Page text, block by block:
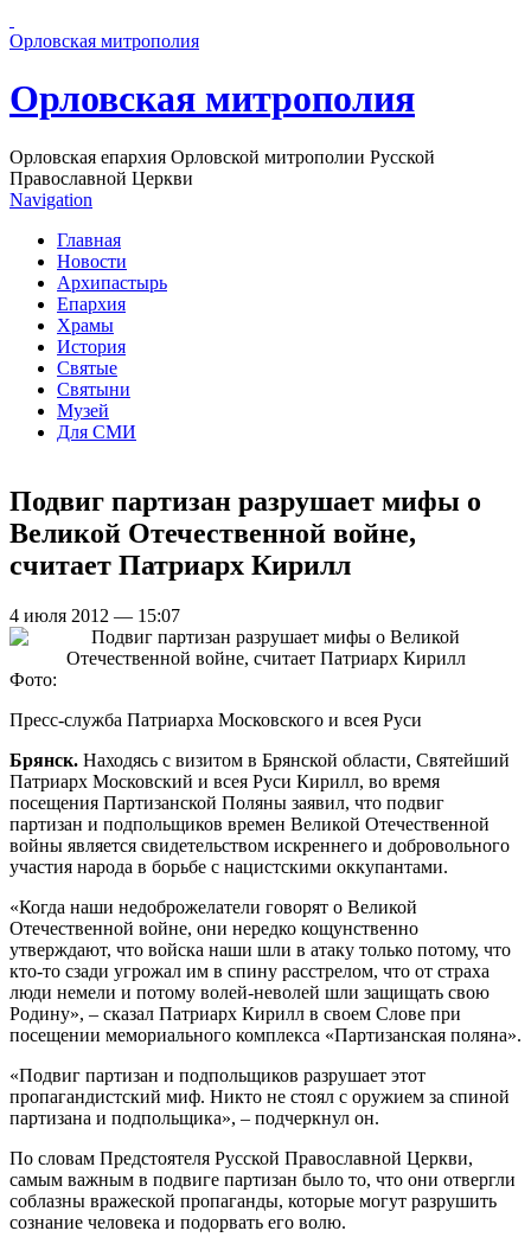
Орловская митрополия
Орловская митрополия
Орловская епархия Орловской митрополии Русской
Православной Церкви
Navigation
Главная
Новости
Архипастырь
Епархия
Храмы
История
Святые
Святыни
Музей
Для СМИ
Подвиг партизан разрушает мифы о
Великой Отечественной войне,
считает Патриарх Кирилл
4 июля 2012 — 15:07
Фото:
Пресс-служба Патриарха Московского и всея Руси
Брянск. Находясь с визитом в Брянской области, Святейший
Патриарх Московский и всея Руси Кирилл, во время
посещения Партизанской Поляны заявил, что подвиг
партизан и подпольщиков времен Великой Отечественной
войны является свидетельством искреннего и добровольного
участия народа в борьбе с нацистскими оккупантами.
«Когда наши недоброжелатели говорят о Великой
Отечественной войне, они нередко кощунственно
утверждают, что войска наши шли в атаку только потому, что
кто-то сзади угрожал им в спину расстрелом, что от страха
люди немели и потому волей-неволей шли защищать свою
Родину», – сказал Патриарх Кирилл в своем Слове при
посещении мемориального комплекса «Партизанская поляна».
«Подвиг партизан и подпольщиков разрушает этот
пропагандистский миф. Никто не стоял с оружием за спиной
партизана и подпольщика», – подчеркнул он.
По словам Предстоятеля Русской Православной Церкви,
самым важным в подвиге партизан было то, что они отвергли
соблазны вражеской пропаганды, которые могут разрушить
сознание человека и подорвать его волю.